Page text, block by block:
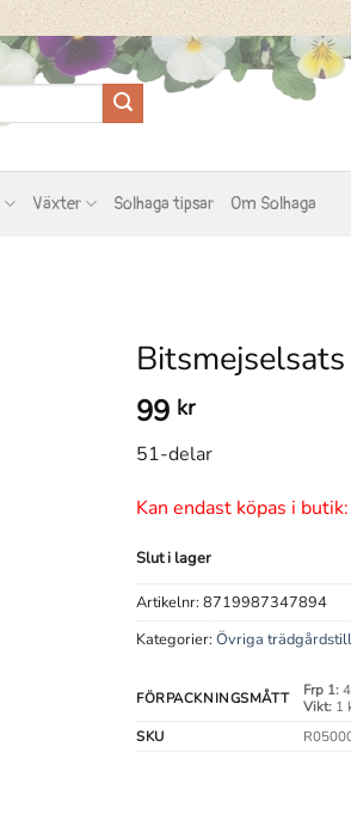
Växter Solhaga tipsar Om Solhaga
Bitsmejselsats
99 kr
51-delar
Kan endast köpas i
Slut i lager
Artikelnr: 8719987347894
Kategorier: Övriga
FÖRPACKNINGSMÅTT Frp 1:
Vikt:1
SKU